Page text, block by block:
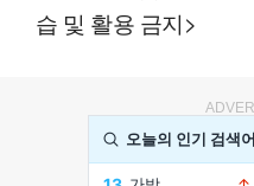
습 및 활용 금지>